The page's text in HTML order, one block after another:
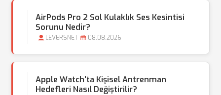
AirPods Pro 2 Sol Kulaklık Ses Kesintisi
Sorunu Nedir?
LEVERSNET 08.08.2026
Apple Watch'ta Kişisel Antrenman
Hedefleri Nasıl Değiştirilir?